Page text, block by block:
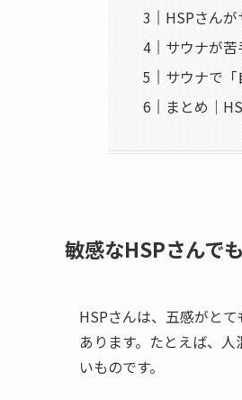
HSPさん
サウナが
サウナで
まとめ｜
敏感なHSPさんで
HSPさんは、五感がと
あります。たとえば、
いものです。